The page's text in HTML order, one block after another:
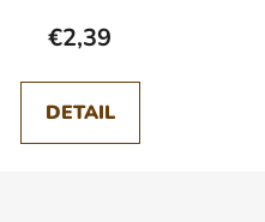
€2,39
DETAIL